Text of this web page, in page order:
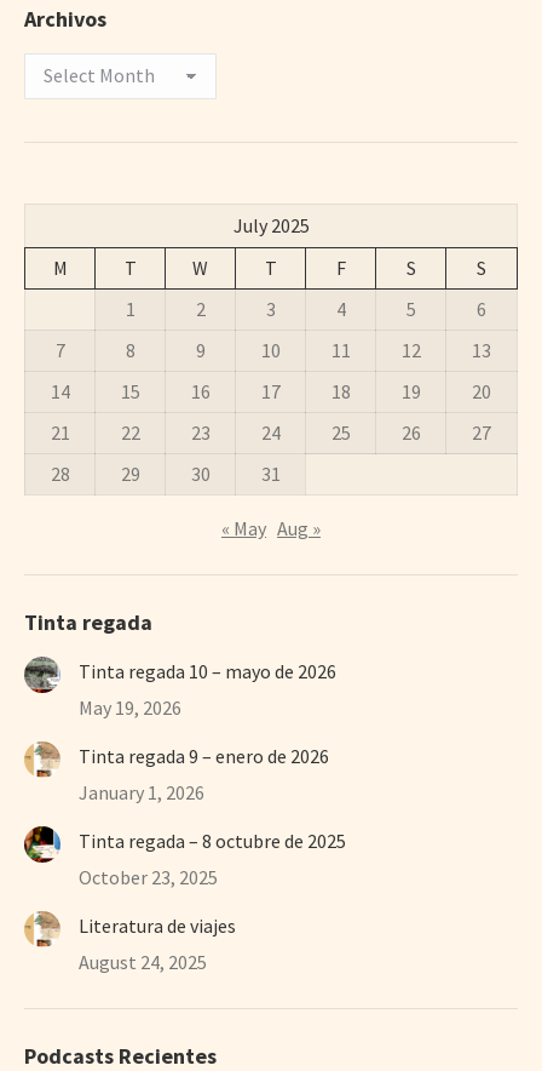
Archivos
Archivos
July 2025
M
T W T F S
S
1
2 3 4 5
6
7
8 9 10 11 12
13
14
15 16 17 18 19
20
21
22 23 24 25 26
27
28
29 30 31
« May Aug »
Tinta regada
Tinta regada 10 – mayo de 2026
May 19, 2026
Tinta regada 9 – enero de 2026
January 1, 2026
Tinta regada – 8 octubre de 2025
October 23, 2025
Literatura de viajes
August 24, 2025
Podcasts Recientes